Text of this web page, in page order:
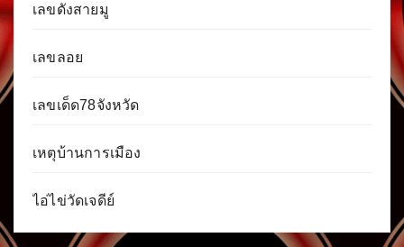
เลขดังสายมู
เลขลอย
เลขเด็ด78จังหวัด
เหตุบ้านการเมือง
ไอ่ไข่วัดเจดีย์